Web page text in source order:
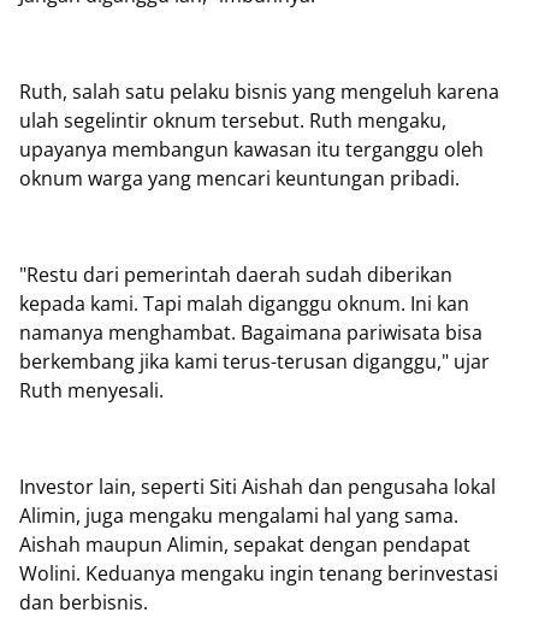
Ruth, salah satu pelaku bisnis yang mengeluh karena
ulah segelintir oknum tersebut. Ruth mengaku,
upayanya membangun kawasan itu terganggu oleh
oknum warga yang mencari keuntungan pribadi.
"Restu dari pemerintah daerah sudah diberikan
kepada kami. Tapi malah diganggu oknum. Ini kan
namanya menghambat. Bagaimana pariwisata bisa
berkembang jika kami terus-terusan diganggu," ujar
Ruth menyesali.
Investor lain, seperti Siti Aishah dan pengusaha lokal
Alimin, juga mengaku mengalami hal yang sama.
Aishah maupun Alimin, sepakat dengan pendapat
Wolini. Keduanya mengaku ingin tenang berinvestasi
dan berbisnis.